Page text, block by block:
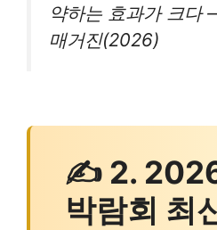
약하는 효과가 크다
매거진(2026)
✍ 2.
박람회 최